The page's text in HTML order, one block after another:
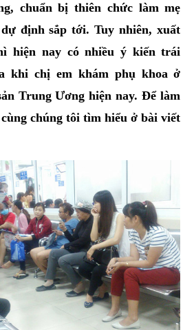
chuẩn bị thiên chức làm mẹ
định sắp tới. Tuy nhiên, xuất
hiện nay có nhiều ý kiến trái
khi chị em khám phụ khoa ở
Trung Ương hiện nay. Để làm
chúng tôi tìm hiểu ở bài viết